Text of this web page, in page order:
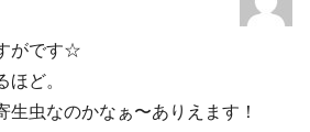
がです☆
ど。
生虫なのかなぁ〜ありえます！